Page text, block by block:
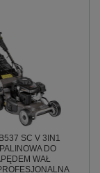
SC V 3IN1
DO
WAŁ